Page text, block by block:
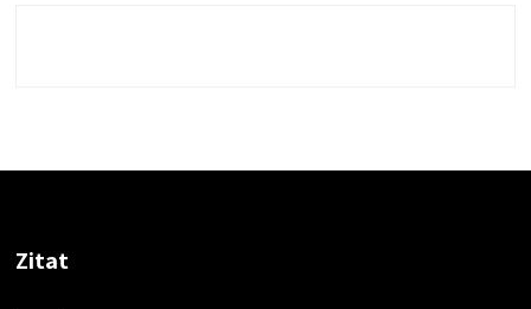
Zitat